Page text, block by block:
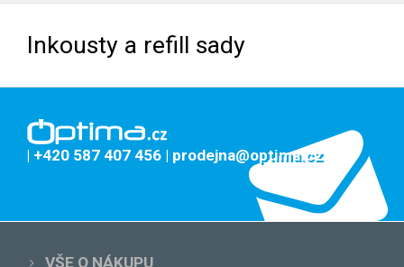
Inkousty a refill sady
| +420 587 407 456 | prodejna@optima.cz
VŠE O NÁKUPU